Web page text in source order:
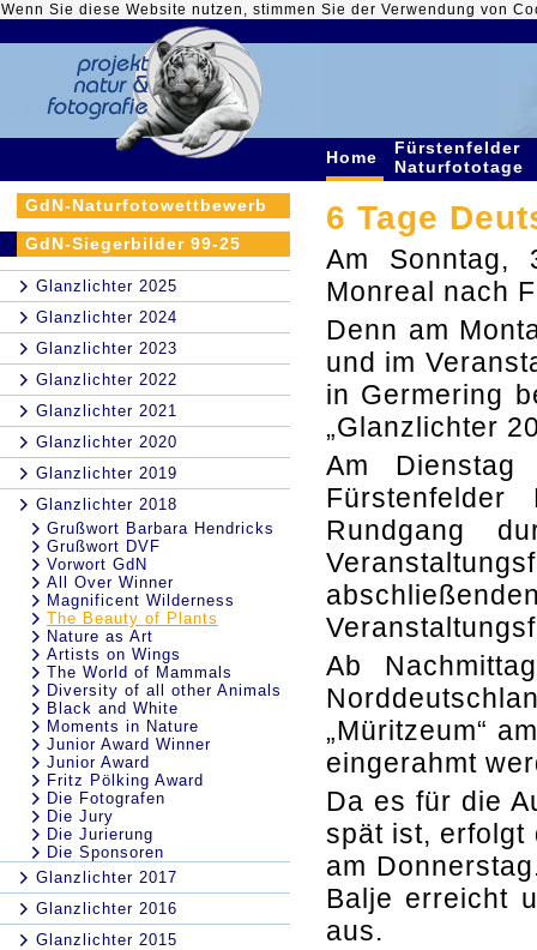
Wenn Sie diese Website nutzen, stimmen Sie der Verwendung von
Home
Fürstenfelder
Naturfototage
GdN-Naturfotowettbewerb
GdN-Siegerbilder 99-25
Glanzlichter 2025
Glanzlichter 2024
Glanzlichter 2023
Glanzlichter 2022
Glanzlichter 2021
Glanzlichter 2020
Glanzlichter 2019
Glanzlichter 2018
Grußwort Barbara Hendricks
Grußwort DVF
Vorwort GdN
All Over Winner
Magnificent Wilderness
The Beauty of Plants
Nature as Art
Artists on Wings
The World of Mammals
Diversity of all other Animals
Black and White
Moments in Nature
Junior Award Winner
Junior Award
Fritz Pölking Award
Die Fotografen
Die Jury
Die Jurierung
Die Sponsoren
Glanzlichter 2017
Glanzlichter 2016
Glanzlichter 2015
6 Tage
Am Sonntag,
Monreal nach
Denn am
und im
in Germering
„Glanzlichter
Am
Rundgang
Ab
„Müritzeum“
eingerahmt
Da es für die
spät ist, erfolgt
am
Balje erreicht
aus.